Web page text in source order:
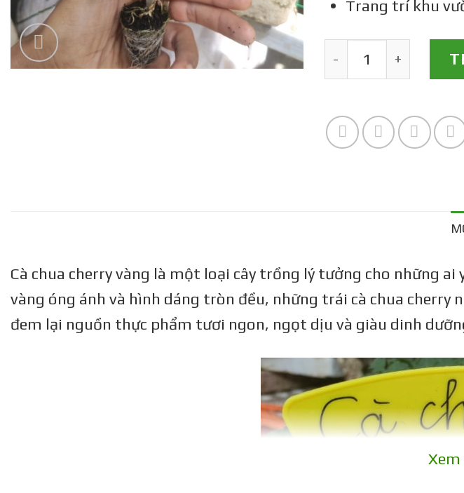
Trang trí khu
Cây Giống Cà Chua
Cà chua cherry vàng là một loại cây trồng lý tưởng cho những
vàng óng ánh và hình dáng tròn đều, những trái cà chua cherry
đem lại nguồn thực phẩm tươi ngon, ngọt dịu và giàu dinh